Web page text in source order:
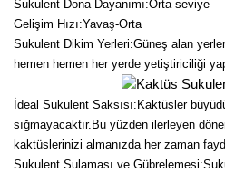
Sukulent Dona Dayanımı:Orta seviye
Gelişim Hızı:Yavaş-Orta
Sukulent Dikim Yerleri:Güneş alan
hemen hemen her yerde yetiştiriciliği
İdeal Sukulent Saksısı:Kaktüsler
sığmayacaktır.Bu yüzden ilerleyen
kaktüslerinizi almanızda her zaman
Sukulent Sulaması ve